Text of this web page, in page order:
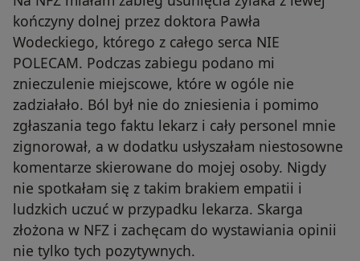
kończyny dolnej przez doktora Pawła
Wodeckiego, którego z całego serca NIE
POLECAM. Podczas zabiegu podano mi
znieczulenie miejscowe, które w ogóle nie
zadziałało. Ból był nie do zniesienia i pomimo
zgłaszania tego faktu lekarz i cały personel mnie
zignorował, a w dodatku usłyszałam niestosowne
komentarze skierowane do mojej osoby. Nigdy
nie spotkałam się z takim brakiem empatii i
ludzkich uczuć w przypadku lekarza. Skarga
złożona w NFZ i zachęcam do wystawiania opinii
nie tylko tych pozytywnych.